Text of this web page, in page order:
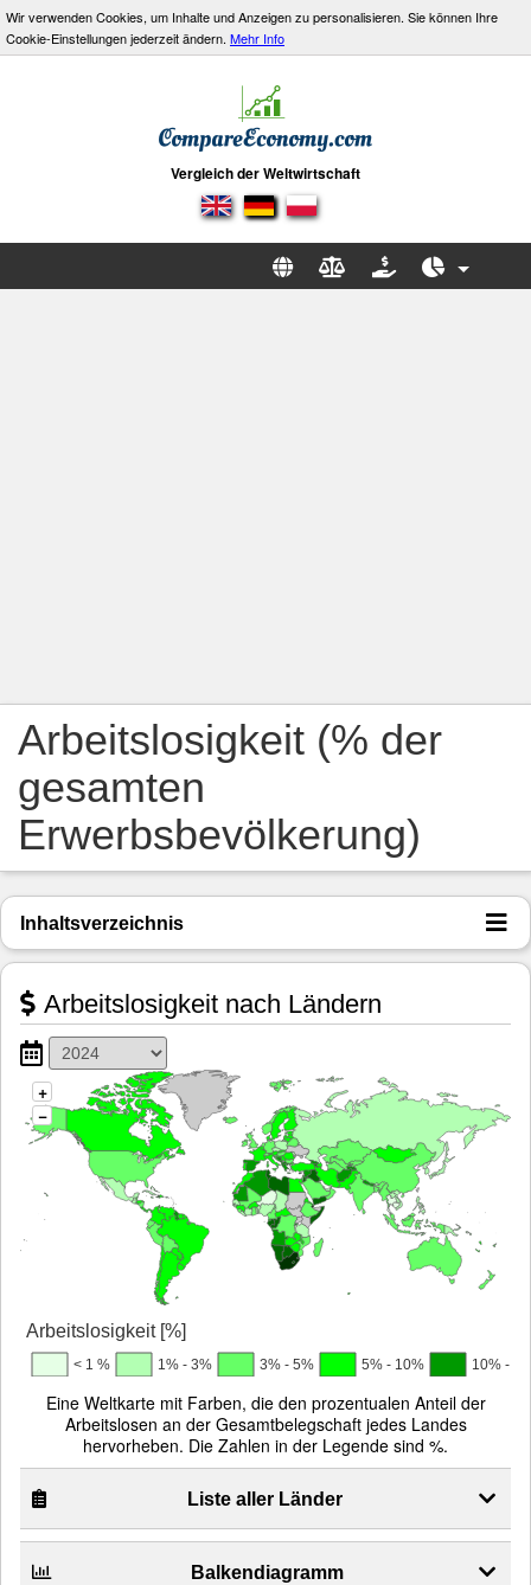
Wir verwenden Cookies, um Inhalte und Anzeigen zu personalisieren. Sie können Ihre
Cookie-Einstellungen jederzeit ändern. Mehr Info
Vergleich der Weltwirtschaft
Arbeitslosigkeit (% der
gesamten
Erwerbsbevölkerung)
Inhaltsverzeichnis
Arbeitslosigkeit nach Ländern
+
−
Arbeitslosigkeit [%]
< 1 % 1% - 3% 3% - 5% 5% - 10% 10% -
Eine Weltkarte mit Farben, die den prozentualen Anteil der
Arbeitslosen an der Gesamtbelegschaft jedes Landes
hervorheben. Die Zahlen in der Legende sind %.
Liste aller Länder
Balkendiagramm